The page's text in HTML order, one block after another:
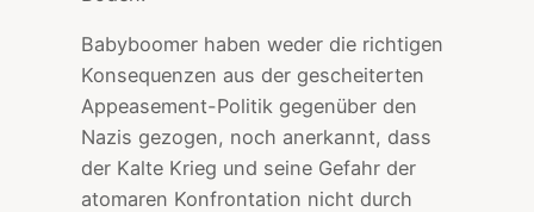
Babyboomer haben weder die richtigen
Konsequenzen aus der gescheiterten
Appeasement-Politik gegenüber den
Nazis gezogen, noch anerkannt, dass
der Kalte Krieg und seine Gefahr der
atomaren Konfrontation nicht durch